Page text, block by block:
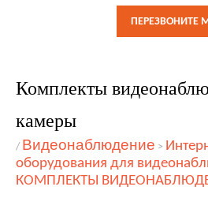
ПЕРЕЗВОНИТЕ
Комплекты
камеры
/ Видеонаблюдение >
оборудования для
КОМПЛЕКТЫ